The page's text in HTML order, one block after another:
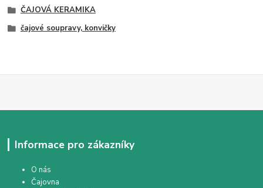
ČAJOVÁ KERAMIKA
čajové soupravy, konvičky
Informace pro zákazníky
O nás
Čajovna